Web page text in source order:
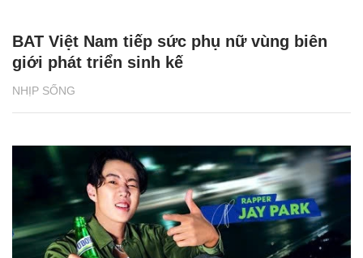
NHỊP SỐNG
BAT Việt Nam tiếp sức phụ nữ vùng biên
giới phát triển sinh kế